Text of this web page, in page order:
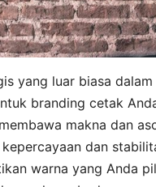
yang luar biasa
branding cetak
makna dan
dan
warna yang Anda